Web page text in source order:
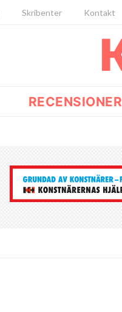
Skribenter Kontakt
RECENSIONER